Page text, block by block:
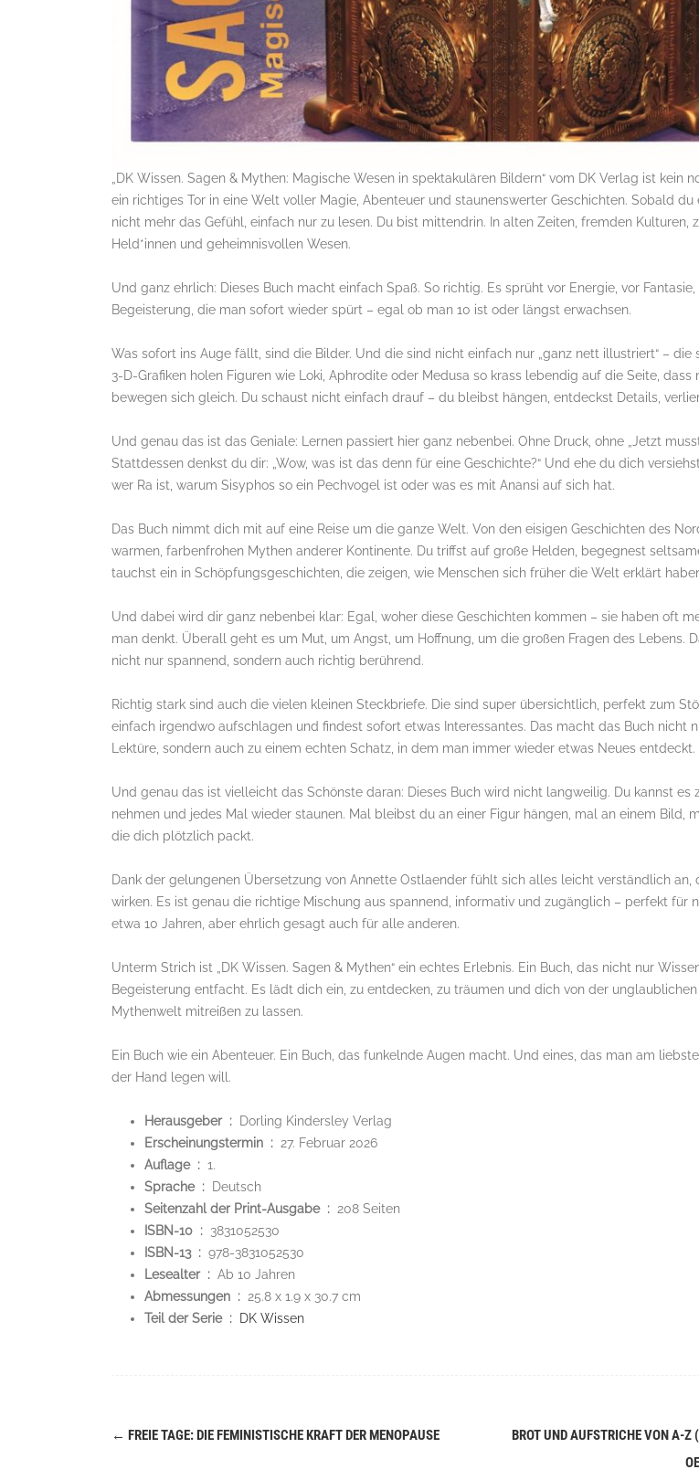
„DK Wissen. Sagen & Mythen: Magische Wesen in spektakulären Bildern“ vom DK Verlag ist kein
ein richtiges Tor in eine Welt voller Magie, Abenteuer und staunenswerter Geschichten. Sobald
nicht mehr das Gefühl, einfach nur zu lesen. Du bist mittendrin. In alten Zeiten, fremden Kulturen,
Held*innen und geheimnisvollen Wesen.
Und ganz ehrlich: Dieses Buch macht einfach Spaß. So richtig. Es sprüht vor Energie, vor
Begeisterung, die man sofort wieder spürt – egal ob man 10 ist oder längst erwachsen.
Was sofort ins Auge fällt, sind die Bilder. Und die sind nicht einfach nur „ganz nett illustriert“ – die
3-D-Grafiken holen Figuren wie Loki, Aphrodite oder Medusa so krass lebendig auf die Seite, dass
bewegen sich gleich. Du schaust nicht einfach drauf – du bleibst hängen, entdeckst Details,
Und genau das ist das Geniale: Lernen passiert hier ganz nebenbei. Ohne Druck, ohne „Jetzt
Stattdessen denkst du dir: „Wow, was ist das denn für eine Geschichte?“ Und ehe du dich
wer Ra ist, warum Sisyphos so ein Pechvogel ist oder was es mit Anansi auf sich hat.
Das Buch nimmt dich mit auf eine Reise um die ganze Welt. Von den eisigen Geschichten des
warmen, farbenfrohen Mythen anderer Kontinente. Du triffst auf große Helden, begegnest
tauchst ein in Schöpfungsgeschichten, die zeigen, wie Menschen sich früher die Welt erklärt
Und dabei wird dir ganz nebenbei klar: Egal, woher diese Geschichten kommen – sie haben oft
man denkt. Überall geht es um Mut, um Angst, um Hoffnung, um die großen Fragen des Lebens.
nicht nur spannend, sondern auch richtig berührend.
Richtig stark sind auch die vielen kleinen Steckbriefe. Die sind super übersichtlich, perfekt zum
einfach irgendwo aufschlagen und findest sofort etwas Interessantes. Das macht das Buch nicht
Lektüre, sondern auch zu einem echten Schatz, in dem man immer wieder etwas Neues entdeckt.
Und genau das ist vielleicht das Schönste daran: Dieses Buch wird nicht langweilig. Du kannst es
nehmen und jedes Mal wieder staunen. Mal bleibst du an einer Figur hängen, mal an einem Bild,
die dich plötzlich packt.
Dank der gelungenen Übersetzung von Annette Ostlaender fühlt sich alles leicht verständlich an,
wirken. Es ist genau die richtige Mischung aus spannend, informativ und zugänglich – perfekt für
etwa 10 Jahren, aber ehrlich gesagt auch für alle anderen.
Unterm Strich ist „DK Wissen. Sagen & Mythen“ ein echtes Erlebnis. Ein Buch, das nicht nur
Begeisterung entfacht. Es lädt dich ein, zu entdecken, zu träumen und dich von der
Mythenwelt mitreißen zu lassen.
Ein Buch wie ein Abenteuer. Ein Buch, das funkelnde Augen macht. Und eines, das man am
der Hand legen will.
Herausgeber ‏ : ‎
Dorling Kindersley Verlag
Erscheinungstermin ‏ : ‎ 27. Februar 2026
Auflage ‏ : ‎ 1.
Sprache ‏ : ‎
Deutsch
Seitenzahl der Print-Ausgabe ‏ : ‎ 208 Seiten
ISBN-10 ‏ : ‎ 3831052530
ISBN-13 ‏ : ‎ 978-3831052530
Lesealter ‏ : ‎ Ab 10 Jahren
Abmessungen ‏ : ‎ 25.8 x 1.9 x 30.7 cm
Teil der Serie ‏ : ‎
DK Wissen
← FREIE TAGE: DIE FEMINISTISCHE KRAFT DER MENOPAUSE
BROT UND AUFSTRICHE VON A-Z